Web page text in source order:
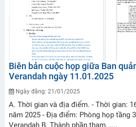
Biên bản cuộc họp giữa Ban
Verandah ngày 11.01.2025
Ngày đăng: 21/01/2025
A. Thời gian và địa điểm. - Thời gian:
năm 2025 - Địa điểm: Phòng họp tầng
Verandah B. Thành phần tham......